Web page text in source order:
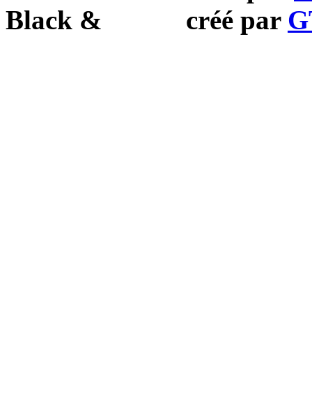
Black & créé par